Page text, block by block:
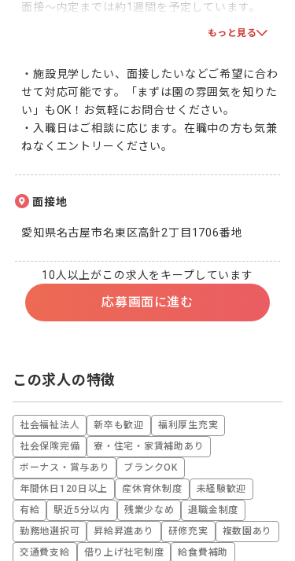
面接～内定までは約1週間を予定しています。
もっと見る
・施設見学したい、面接したいなどご希望に合わ
せて対応可能です。「まずは園の雰囲気を知りた
い」もOK！お気軽にお問合せください。
・入職日はご相談に応じます。在職中の方も気兼
ねなくエントリーください。
面接地
愛知県名古屋市名東区高針2丁目1706番地
10人以上がこの求人をキープしています
応募画面に進む
この求人の特徴
社会福祉法人 新卒も歓迎
福利厚生充実
社会保険完備
寮・住宅・家賃補助あり
ボーナス・賞与あり
ブランクOK
年間休日120日以上
産休育休制度
未経験歓迎
有給
駅近5分以内 残業少なめ
退職金制度
勤務地選択可
昇給昇進あり 研修充実
複数園あり
交通費支給
借り上げ社宅制度
給食費補助